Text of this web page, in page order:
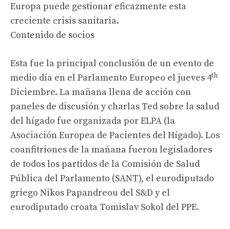
Europa puede gestionar eficazmente esta
creciente crisis sanitaria.
Contenido de socios
Esta fue la principal conclusión de un evento de
medio día en el Parlamento Europeo el jueves 4th
Diciembre. La mañana llena de acción con
paneles de discusión y charlas Ted sobre la salud
del hígado fue organizada por ELPA (la
Asociación Europea de Pacientes del Hígado). Los
coanfitriones de la mañana fueron legisladores
de todos los partidos de la Comisión de Salud
Pública del Parlamento (SANT), el eurodiputado
griego Nikos Papandreou del S&D y el
eurodiputado croata Tomislav Sokol del PPE.